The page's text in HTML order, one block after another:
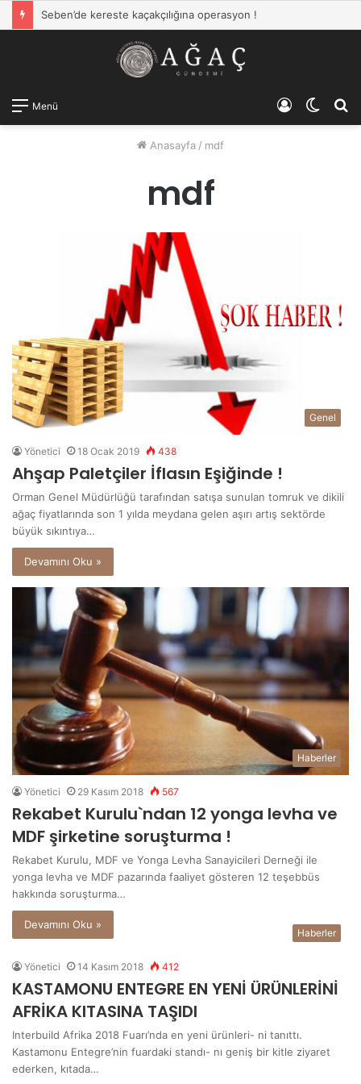
Seben’de kereste kaçakçılığına operasyon !
Menü
Dış
Kayıt
Ol
Anasayfa / mdf
mdf
Genel
Yönetici 18 Ocak 2019 438
Ahşap Paletçiler İflasın Eşiğinde !
Orman Genel Müdürlüğü tarafından satışa sunulan tomruk ve dikili
ağaç fiyatlarında son 1 yılda meydana gelen aşırı artış sektörde
büyük sıkıntıya…
Devamını Oku »
Haberler
Yönetici 29 Kasım 2018 567
Rekabet Kurulu`ndan 12 yonga levha ve
MDF şirketine soruşturma !
Rekabet Kurulu, MDF ve Yonga Levha Sanayicileri Derneği ile
yonga levha ve MDF pazarında faaliyet gösteren 12 teşebbüs
hakkında soruşturma…
Devamını Oku »
Haberler
Yönetici 14 Kasım 2018 412
KASTAMONU ENTEGRE EN YENİ ÜRÜNLERİNİ
AFRİKA KITASINA TAŞIDI
Interbuild Afrika 2018 Fuarı’nda en yeni ürünleri- ni tanıttı.
Kastamonu Entegre’nin fuardaki standı- nı geniş bir kitle ziyaret
ederken, kıtada…